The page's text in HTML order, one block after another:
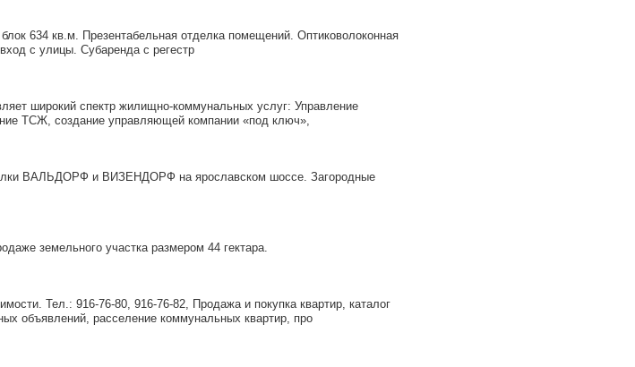
634 кв.м. Презентабельная отделка помещений. Оптиковолоконная
с улицы. Субаренда с регестр
широкий спектр жилищно-коммунальных услуг: Управление
ТСЖ, создание управляющей компании «под ключ»,
ВАЛЬДОРФ и ВИЗЕНДОРФ на ярославском шоссе. Загородные
земельного участка размером 44 гектара.
Тел.: 916-76-80, 916-76-82, Продажа и покупка квартир, каталог
объявлений, расселение коммунальных квартир, про